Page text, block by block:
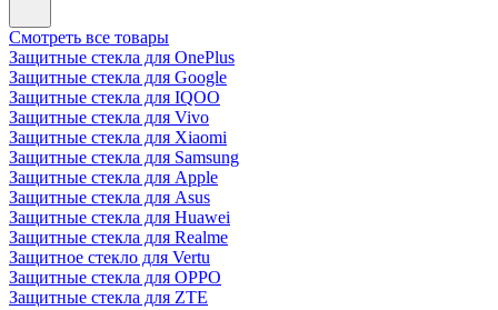
Смотреть все товары
Защитные стекла для OnePlus
Защитные стекла для Google
Защитные стекла для IQOO
Защитные стекла для Vivo
Защитные стекла для Xiaomi
Защитные стекла для Samsung
Защитные стекла для Apple
Защитные стекла для Asus
Защитные стекла для Huawei
Защитные стекла для Realme
Защитное стекло для Vertu
Защитные стекла для OPPO
Защитные стекла для ZTE